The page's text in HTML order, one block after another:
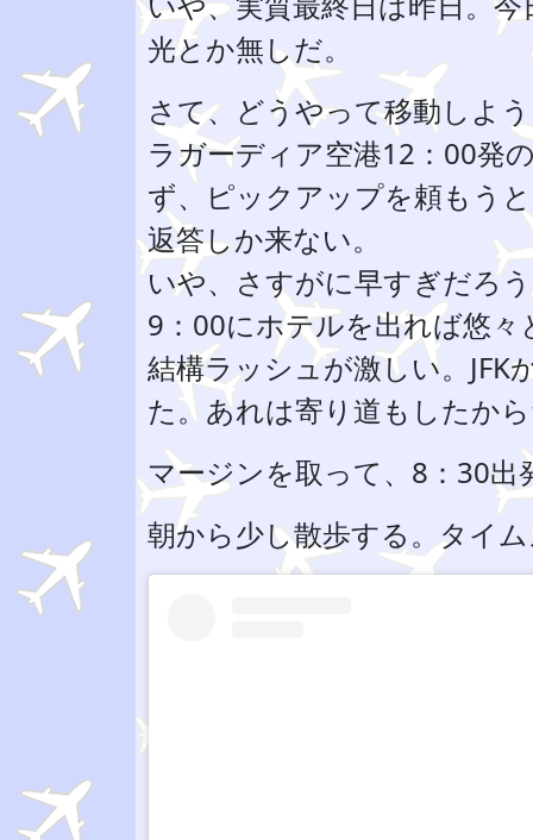
光とか無しだ。
さて、どうやって移動しよ
ラガーディア空港12：00発
ず、ピックアップを頼もう
返答しか来ない。
いや、さすがに早すぎだろ
9：00にホテルを出れば悠
結構ラッシュが激しい。
た。あれは寄り道もしたか
マージンを取って、8：30
朝から少し散歩する。タイ